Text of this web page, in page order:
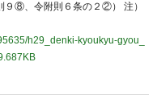
９⑧、令附則６条の２②） 注）
h29_denki-kyoukyu-gyou_